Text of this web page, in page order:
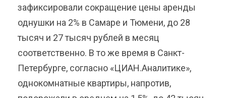
зафиксировали сокращение цены аренды
однушки на 2% в Самаре и Тюмени, до 28
тысяч и 27 тысяч рублей в месяц
соответственно. В то же время в Санкт-
Петербурге, согласно «ЦИАН.Аналитике»,
однокомнатные квартиры, напротив,